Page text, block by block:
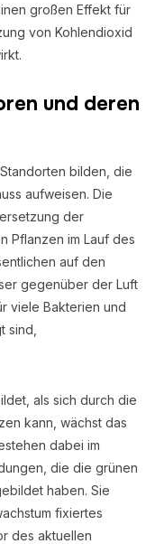
großen Effekt für
von Kohlendioxid
und deren
bilden, die
aufweisen. Die
der
Pflanzen im Lauf des
auf den
gegenüber der Luft
viele Bakterien und
sind,
als sich durch die
kann, wächst das
dabei im
die die grünen
haben. Sie
fixiertes
des aktuellen